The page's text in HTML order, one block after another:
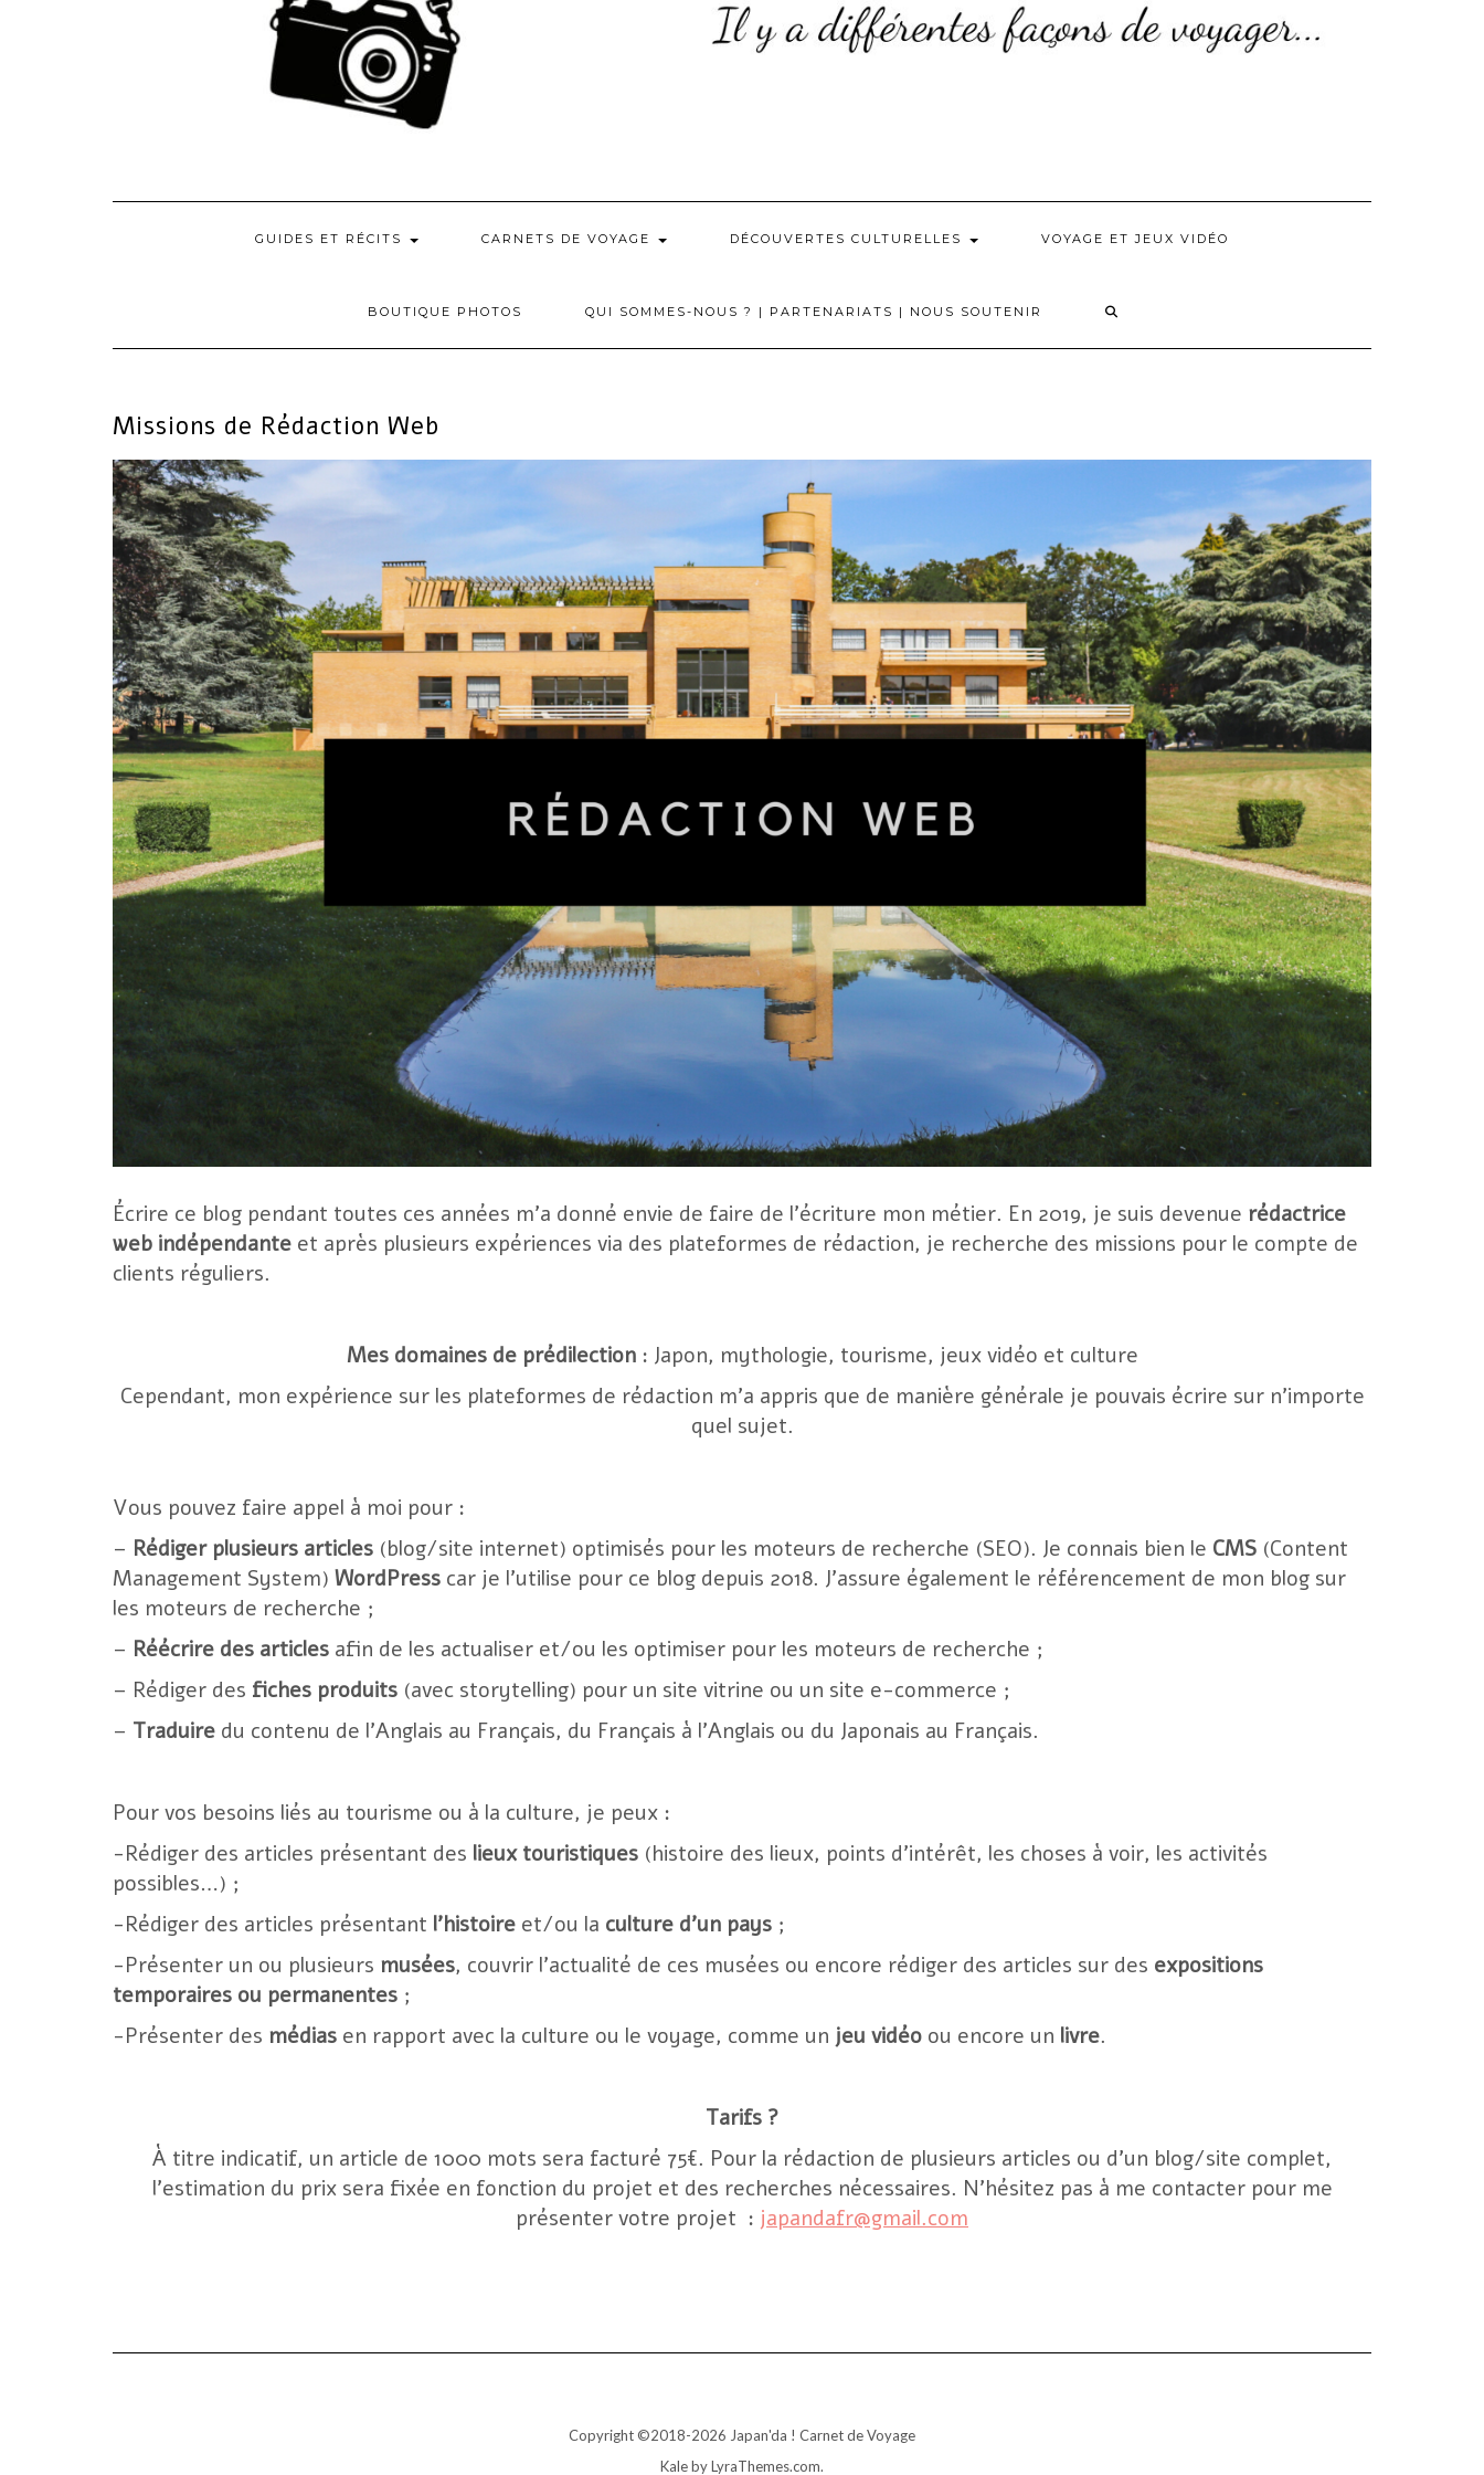
GUIDES ET RÉCITS CARNETS DE VOYAGE DÉCOUVERTES CULTURELLES VOYAGE ET JEUX VIDÉO
BOUTIQUE PHOTOS QUI SOMMES-NOUS ? | PARTENARIATS | NOUS SOUTENIR
Missions de Rédaction Web
Écrire ce blog pendant toutes ces années m’a donné envie de faire de l’écriture mon métier. En 2019, je suis devenue rédactrice
web indépendante et après plusieurs expériences via des plateformes de rédaction, je recherche des missions pour le compte de
clients réguliers.
Mes domaines de prédilection: Japon, mythologie, tourisme, jeux vidéo et culture
Cependant, mon expérience sur les plateformes de rédaction m’a appris que de manière générale je pouvais écrire sur n’importe
quel sujet.
Vous pouvez faire appel à moi pour :
– Rédiger plusieurs articles (blog/site internet) optimisés pour les moteurs de recherche (SEO). Je connais bien le CMS (Content
Management System) WordPress car je l’utilise pour ce blog depuis 2018. J’assure également le référencement de mon blog sur
les moteurs de recherche ;
– Réécrire des articles afin de les actualiser et/ou les optimiser pour les moteurs de recherche ;
– Rédiger des fiches produits (avec storytelling) pour un site vitrine ou un site e-commerce ;
– Traduire du contenu de l’Anglais au Français, du Français à l’Anglais ou du Japonais au Français.
Pour vos besoins liés au tourisme ou à la culture, je peux :
-Rédiger des articles présentant des lieux touristiques (histoire des lieux, points d’intérêt, les choses à voir, les activités
possibles…) ;
-Rédiger des articles présentant l’histoire et/ou la culture d’un pays ;
-Présenter un ou plusieurs musées, couvrir l’actualité de ces musées ou encore rédiger des articles sur des expositions
temporaires ou permanentes ;
-Présenter des médias en rapport avec la culture ou le voyage, comme un jeu vidéo ou encore un livre.
Tarifs ?
À titre indicatif, un article de 1000 mots sera facturé 75€. Pour la rédaction de plusieurs articles ou d’un blog/site complet,
l’estimation du prix sera fixée en fonction du projet et des recherches nécessaires. N’hésitez pas à me contacter pour me
présenter votre projet : japandafr@gmail.com
Copyright ©2018-2026 Japan'da ! Carnet de Voyage
Kaleby LyraThemes.com.